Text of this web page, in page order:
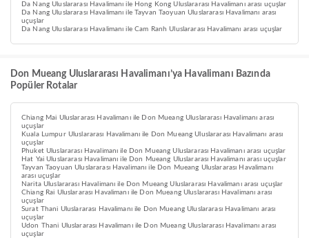
Da Nang Uluslararası Havalimanı ile Hong Kong Uluslararası Havalimanı arası uçuşlar
Da Nang Uluslararası Havalimanı ile Tayvan Taoyuan Uluslararası Havalimanı arası
uçuşlar
Da Nang Uluslararası Havalimanı ile Cam Ranh Uluslararası Havalimanı arası uçuşlar
Don Mueang Uluslararası Havalimanı’ya Havalimanı Bazında
Popüler Rotalar
Chiang Mai Uluslararası Havalimanı ile Don Mueang Uluslararası Havalimanı arası
uçuşlar
Kuala Lumpur Uluslararası Havalimanı ile Don Mueang Uluslararası Havalimanı arası
uçuşlar
Phuket Uluslararası Havalimanı ile Don Mueang Uluslararası Havalimanı arası uçuşlar
Hat Yai Uluslararası Havalimanı ile Don Mueang Uluslararası Havalimanı arası uçuşlar
Tayvan Taoyuan Uluslararası Havalimanı ile Don Mueang Uluslararası Havalimanı
arası uçuşlar
Narita Uluslararası Havalimanı ile Don Mueang Uluslararası Havalimanı arası uçuşlar
Chiang Rai Uluslararası Havalimanı ile Don Mueang Uluslararası Havalimanı arası
uçuşlar
Surat Thani Uluslararası Havalimanı ile Don Mueang Uluslararası Havalimanı arası
uçuşlar
Udon Thani Uluslararası Havalimanı ile Don Mueang Uluslararası Havalimanı arası
uçuşlar